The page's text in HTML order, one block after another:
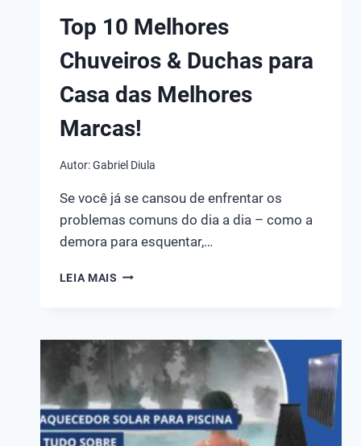
Top 10 Melhores
Chuveiros & Duchas para
Casa das Melhores
Marcas!
Autor: Gabriel Diula
Se você já se cansou de enfrentar os
problemas comuns do dia a dia – como a
demora para esquentar,…
LEIA MAIS TOP
&
DUCHAS
CASA
DAS
MELHORES
MARCAS!